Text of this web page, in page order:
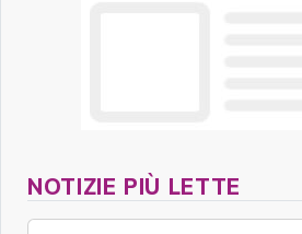
NOTIZIE PIÙ LETTE